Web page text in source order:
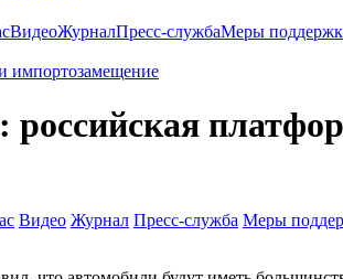
ВидеоЖурналПресс-службаМеры
импортозамещение
российская
Видео Журнал Пресс-служба Меры